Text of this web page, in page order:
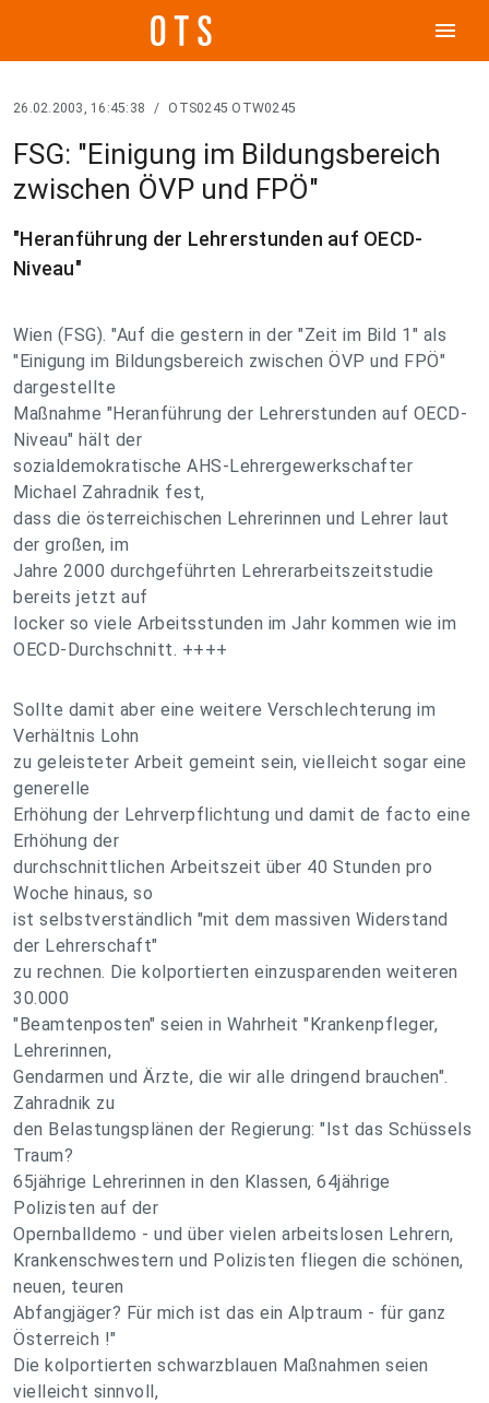
menu
26.02.2003, 16:45:38 / OTS0245 OTW0245
FSG: "Einigung im Bildungsbereich
zwischen ÖVP und FPÖ"
"Heranführung der Lehrerstunden auf OECD-
Niveau"
Wien (FSG). "Auf die gestern in der "Zeit im Bild 1" als
"Einigung im Bildungsbereich zwischen ÖVP und FPÖ"
dargestellte
Maßnahme "Heranführung der Lehrerstunden auf OECD-
Niveau" hält der
sozialdemokratische AHS-Lehrergewerkschafter
Michael Zahradnik fest,
dass die österreichischen Lehrerinnen und Lehrer laut
der großen, im
Jahre 2000 durchgeführten Lehrerarbeitszeitstudie
bereits jetzt auf
locker so viele Arbeitsstunden im Jahr kommen wie im
OECD-Durchschnitt. ++++
Sollte damit aber eine weitere Verschlechterung im
Verhältnis Lohn
zu geleisteter Arbeit gemeint sein, vielleicht sogar eine
generelle
Erhöhung der Lehrverpflichtung und damit de facto eine
Erhöhung der
durchschnittlichen Arbeitszeit über 40 Stunden pro
Woche hinaus, so
ist selbstverständlich "mit dem massiven Widerstand
der Lehrerschaft"
zu rechnen. Die kolportierten einzusparenden weiteren
30.000
"Beamtenposten" seien in Wahrheit "Krankenpfleger,
Lehrerinnen,
Gendarmen und Ärzte, die wir alle dringend brauchen".
Zahradnik zu
den Belastungsplänen der Regierung: "Ist das Schüssels
Traum?
65jährige Lehrerinnen in den Klassen, 64jährige
Polizisten auf der
Opernballdemo - und über vielen arbeitslosen Lehrern,
Krankenschwestern und Polizisten fliegen die schönen,
neuen, teuren
Abfangjäger? Für mich ist das ein Alptraum - für ganz
Österreich !"
Die kolportierten schwarzblauen Maßnahmen seien
vielleicht sinnvoll,